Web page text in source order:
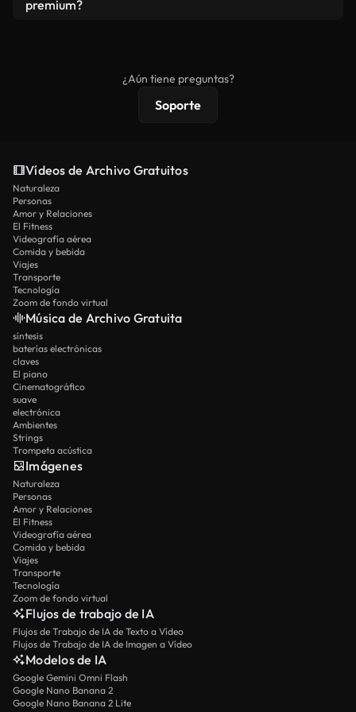
premium?
protecciones de licencia extendidas.
¿Aún tiene preguntas?
Soporte
Vídeos de Archivo Gratuitos
Naturaleza
Personas
Amor y Relaciones
El Fitness
Videografía aérea
Comida y bebida
Viajes
Transporte
Tecnología
Zoom de fondo virtual
Música de Archivo Gratuita
síntesis
baterías electrónicas
claves
El piano
Cinematográfico
suave
electrónica
Ambientes
Strings
Trompeta acústica
Imágenes
Naturaleza
Personas
Amor y Relaciones
El Fitness
Videografía aérea
Comida y bebida
Viajes
Transporte
Tecnología
Zoom de fondo virtual
Flujos de trabajo de IA
Flujos de Trabajo de IA de Texto a Vídeo
Flujos de Trabajo de IA de Imagen a Vídeo
Modelos de IA
Google Gemini Omni Flash
Google Nano Banana 2
Google Nano Banana 2 Lite